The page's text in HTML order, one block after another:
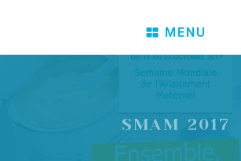
MENU
SMAM 2017